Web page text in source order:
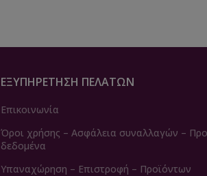
ΕΞΥΠΗΡΈΤΗΣΗ ΠΕΛΑΤΏΝ
Επικοινωνία
Όροι χρήσης – Ασφάλεια συναλλαγών –
δεδομένα
Υπαναχώρηση – Επιστροφή – Προϊόντων